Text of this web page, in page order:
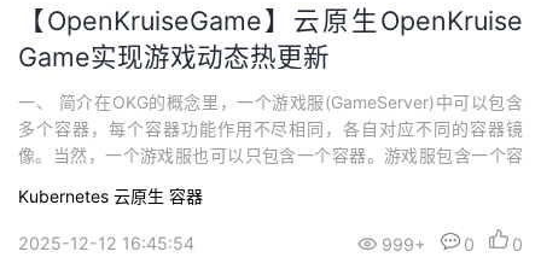
【OpenKruiseGame】云原生OpenKruise
Game实现游戏动态热更新
一、 简介在OKG的概念里，一个游戏服(GameServer)中可以包含
多个容器，每个容器功能作用不尽相同，各自对应不同的容器镜
像。当然，一个游戏服也可以只包含一个容器。游戏服包含一个容
服更贴近虚拟机的运维管理方式。游戏服的单容器中存在多个进
程，多个脚本文件或配置文件，游戏服引擎常驻进程通常会通过构
Kubernetes 云原生 容器
2025-12-12 16:45:54 999+ 0 0